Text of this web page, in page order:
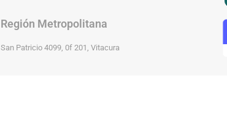
Región Metropolitana
San Patricio 4099, 0f 201, Vitacura